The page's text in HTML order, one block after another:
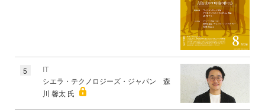
5
IT
シエラ・テクノロジーズ・ジャパン 森
川 馨太 氏